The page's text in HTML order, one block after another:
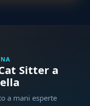
Sitter a
a mani esperte